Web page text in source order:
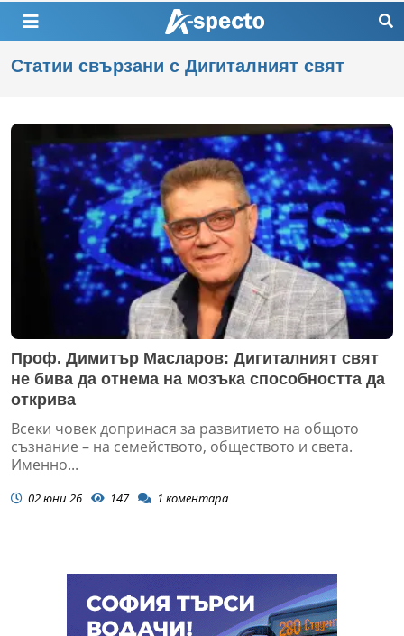
Статии свързани с Дигиталният свят
Проф. Димитър Масларов: Дигиталният свят
не бива да отнема на мозъка способността да
открива
Всеки човек допринася за развитието на общото
съзнание – на семейството, обществото и света.
Именно...
02 юни 26 147 1 коментара